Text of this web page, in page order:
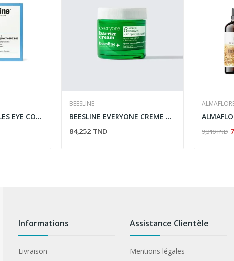
LA CABINE AMPOULES EYE CONTOUR 10X2ML
BEESLINE
BEESLINE EVERYONE CREME BARRIERE 50ML
84,252 TND 9,310 TND
Informations
Livraison
Assistance Clientèle
Mentions légales